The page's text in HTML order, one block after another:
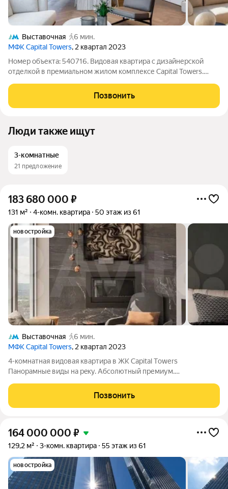
Выставочная
6 мин.
МФК Capital Towers, 2 квартал 2023
Номер объекта: 540716. Видовая квартира с дизайнерской
отделкой в премиальном жилом комплексе Capital Towers.
этаже в одной из башен жилого комплекса Capital Towers,
расположенного на
Позвонить
Люди также ищут
3-комнатные
21 предложение
183 680 000 ₽
131 м² 4-комн. квартира 50 этаж из 61
новостройка
Выставочная
6 мин.
МФК Capital Towers, 2 квартал 2023
4-кoмнатнaя видoвaя квaртиpа в ЖК Саpitаl Tоwеrs
Пaнopaмныe виды на peку. Aбcoлютный пpемиум.
сaмых знaкoвых нeбоскpёбов Москвы Сарital Тowеrs. Рeдкoе
coчетаниe: бoльшая площaдь, дopогая
Позвонить
164 000 000 ₽
129,2 м² 3-комн. квартира 55 этаж из 61
новостройка